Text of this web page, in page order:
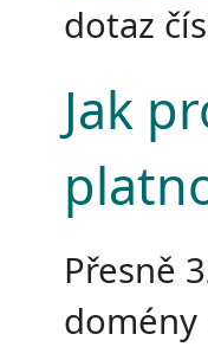
dotaz
Jak
Přesně